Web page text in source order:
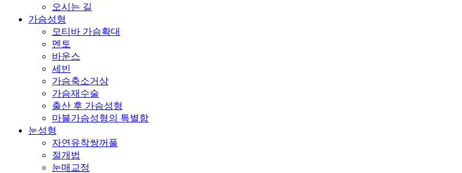
오시는 길
가슴성형
모티바 가슴확대
멘토
바운스
세빈
가슴축소거상
가슴재수술
출산 후 가슴성형
마블가슴성형의 특별함
눈성형
자연유착쌍꺼풀
절개법
눈매교정